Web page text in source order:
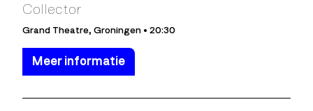
Collector
Grand Theatre, Groningen • 20:30
Meer informatie